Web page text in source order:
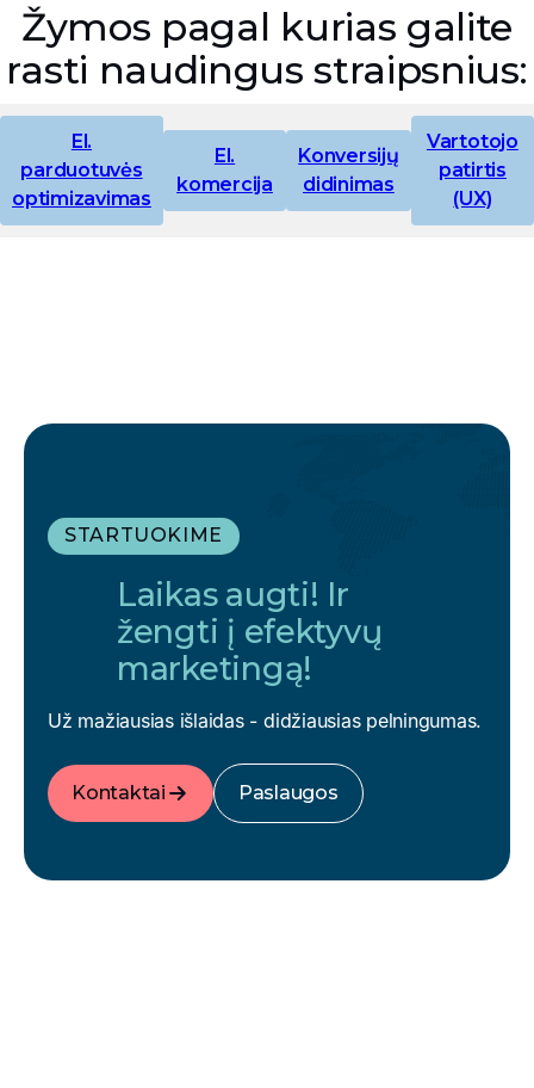
Žymos pagal kurias galite
rasti naudingus straipsnius:
El.
parduotuvės
optimizavimas
El.
komercija
Konversijų
didinimas
Vartotojo
patirtis
(UX)
STARTUOKIME
Laikas augti! Ir
žengti į efektyvų
marketingą!
Už mažiausias išlaidas - didžiausias pelningumas.
Kontaktai Paslaugos